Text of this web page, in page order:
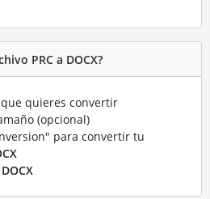
PRC a DOCX?
quieres convertir
(opcional)
para convertir tu
DOCX